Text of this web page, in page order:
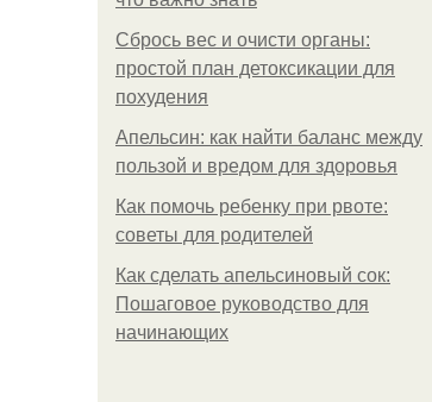
Сбрось вес и очисти органы:
простой план детоксикации для
похудения
Апельсин: как найти баланс между
пользой и вредом для здоровья
Как помочь ребенку при рвоте:
советы для родителей
Как сделать апельсиновый сок:
Пошаговое руководство для
начинающих